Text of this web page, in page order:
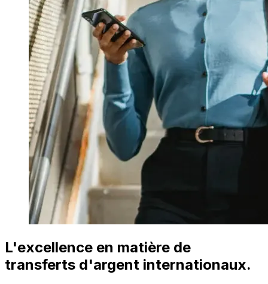
L'excellence en matière de
transferts d'argent internationaux.